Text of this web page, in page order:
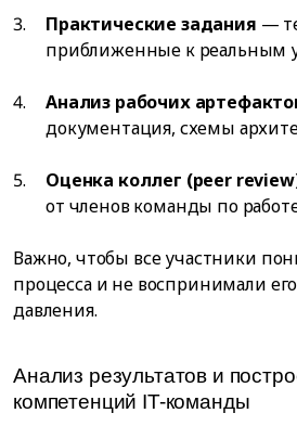
Практические задания —
приближенные к реальным
Анализ рабочих
документация, схемы
Оценка коллег (peer
от членов команды по
Важно, чтобы все участники
процесса и не воспринимали
давления.
Анализ результатов и
компетенций IT-команды